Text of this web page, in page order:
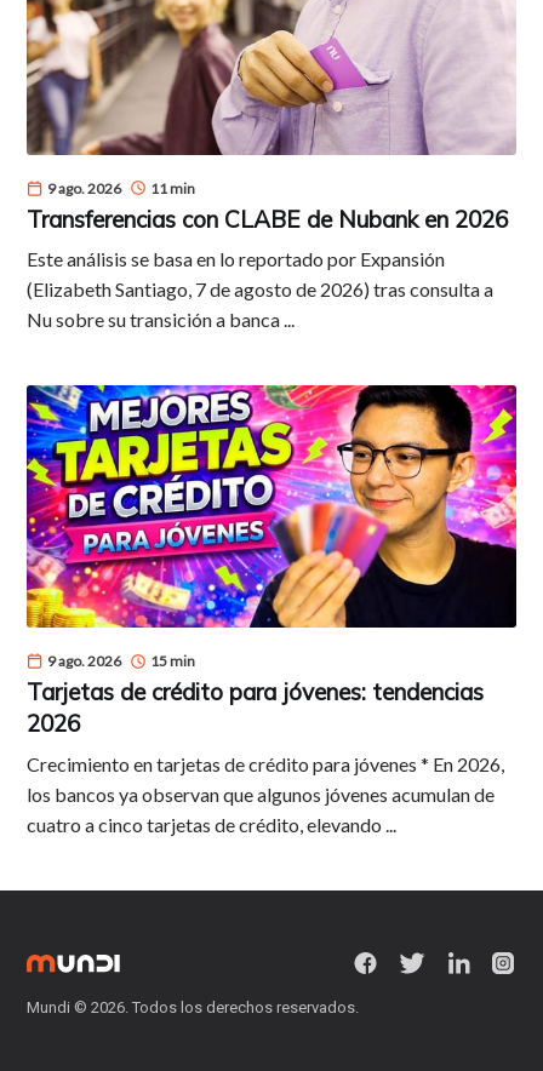
9 ago. 2026 11 min
Transferencias con CLABE de Nubank en 2026
Este análisis se basa en lo reportado por Expansión
(Elizabeth Santiago, 7 de agosto de 2026) tras consulta a
Nu sobre su transición a banca ...
9 ago. 2026 15 min
Tarjetas de crédito para jóvenes: tendencias
2026
Crecimiento en tarjetas de crédito para jóvenes * En 2026,
los bancos ya observan que algunos jóvenes acumulan de
cuatro a cinco tarjetas de crédito, elevando ...
Mundi © 2026. Todos los derechos reservados.